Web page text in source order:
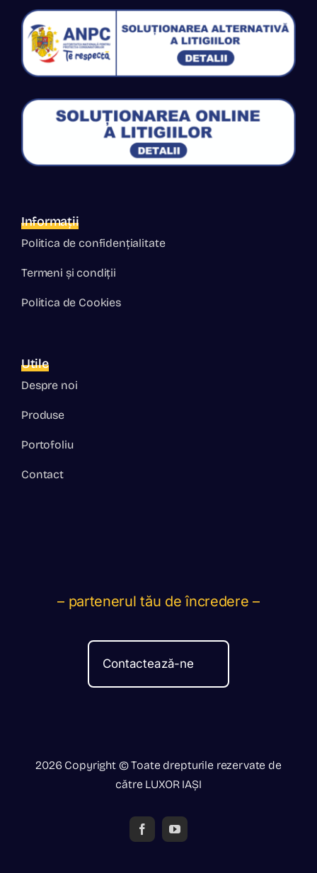
Informații
Politica de confidențialitate
Termeni și condiții
Politica de Cookies
Utile
Despre noi
Produse
Portofoliu
Contact
– partenerul tău de încredere –
Contactează-ne
2026 Copyright © Toate drepturile rezervate de
către LUXOR IAȘI